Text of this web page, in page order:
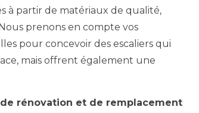
à partir de matériaux de qualité,
prenons en compte vos
pour concevoir des escaliers qui
mais offrent également une
rénovation et de remplacement